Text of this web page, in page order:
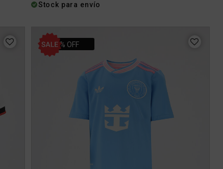
Stock para envío
40% OFF